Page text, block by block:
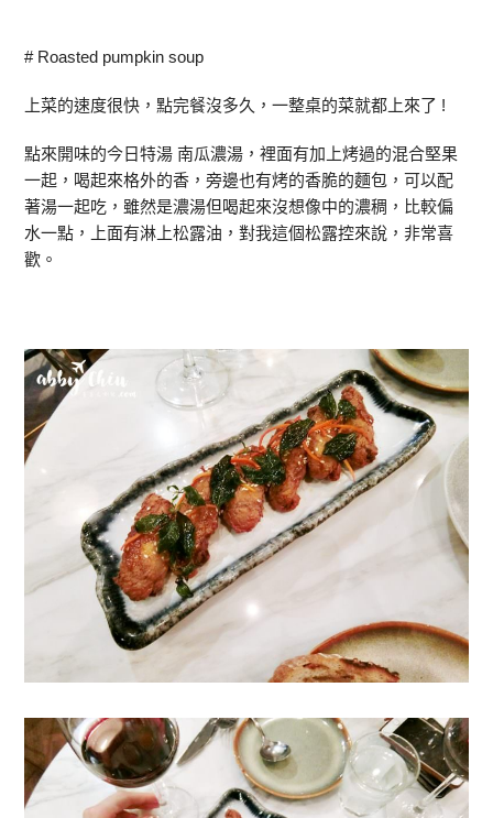
# Roasted pumpkin soup
上菜的速度很快，點完餐沒多久，一整桌的菜就都上來了 !
點來開味的今日特湯 南瓜濃湯，裡面有加上烤過的混合堅果
一起，喝起來格外的香，旁邊也有烤的香脆的麵包，可以配
著湯一起吃，雖然是濃湯但喝起來沒想像中的濃稠，比較偏
水一點，上面有淋上松露油，對我這個松露控來說，非常喜
歡。